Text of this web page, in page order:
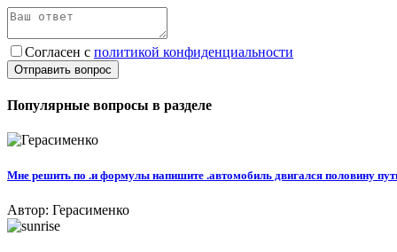
Согласен с политикой конфиденциальности
Отправить вопрос
Популярные вопросы в разделе
Мне решить по .и формулы напишите .автомобиль двигался половину
Автор: Герасименко